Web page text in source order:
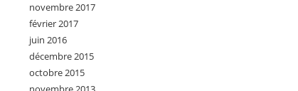
novembre 2017
février 2017
juin 2016
décembre 2015
octobre 2015